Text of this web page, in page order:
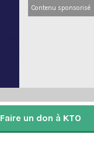
Contenu sponsorisé
Faire un don à KTO